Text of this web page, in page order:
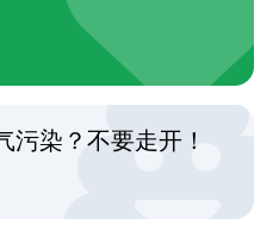
污染？不要走开！